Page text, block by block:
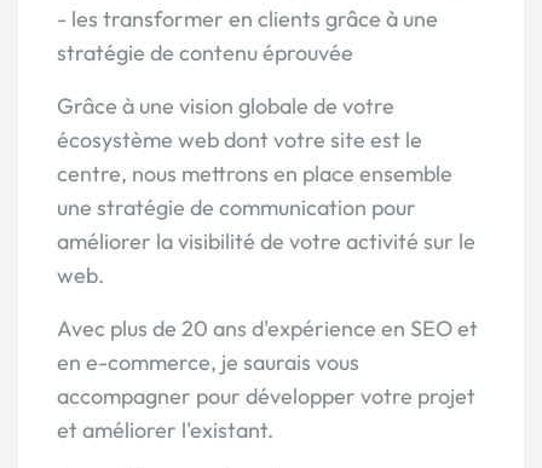
- les transformer en clients grâce à une
stratégie de contenu éprouvée
Grâce à une vision globale de votre
écosystème web dont votre site est le
centre, nous mettrons en place ensemble
une stratégie de communication pour
améliorer la visibilité de votre activité sur le
web.
Avec plus de 20 ans d'expérience en SEO et
en e-commerce, je saurais vous
accompagner pour développer votre projet
et améliorer l'existant.